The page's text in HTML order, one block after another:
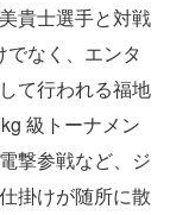
貴⼠選手と対戦
なく、エンタ
て⾏われる福地
級トーナメン
撃参戦など、ジ
掛けが随所に散